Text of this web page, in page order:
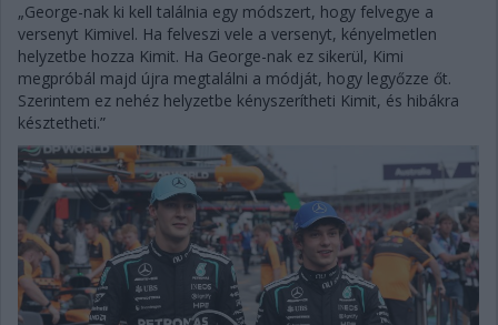
„George-nak ki kell találnia egy módszert, hogy felvegye a
versenyt Kimivel. Ha felveszi vele a versenyt, kényelmetlen
helyzetbe hozza Kimit. Ha George-nak ez sikerül, Kimi
megpróbál majd újra megtalálni a módját, hogy legyőzze őt.
Szerintem ez nehéz helyzetbe kényszerítheti Kimit, és hibákra
késztetheti.”